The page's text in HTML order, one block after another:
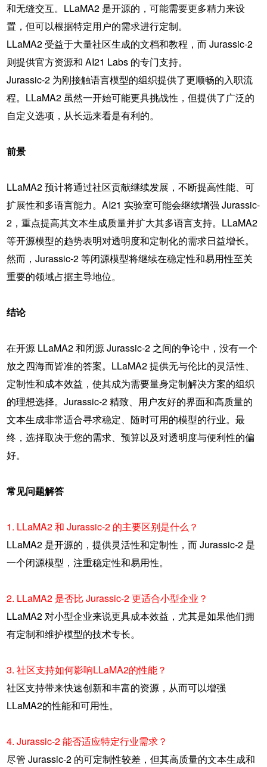
和无缝交互。LLaMA2 是开源的，可能需要更多精力来设
置，但可以根据特定用户的需求进行定制。
LLaMA2 受益于大量社区生成的文档和教程，而 Jurassic-2
则提供官方资源和 AI21 Labs 的专门支持。
Jurassic-2 为刚接触语言模型的组织提供了更顺畅的入职流
程。LLaMA2 虽然一开始可能更具挑战性，但提供了广泛的
自定义选项，从长远来看是有利的。
前景
LLaMA2 预计将通过社区贡献继续发展，不断提高性能、可
扩展性和多语言能力。AI21 实验室可能会继续增强 Jurassic-
2，重点提高其文本生成质量并扩大其多语言支持。LLaMA2
等开源模型的趋势表明对透明度和定制化的需求日益增长。
然而，Jurassic-2 等闭源模型将继续在稳定性和易用性至关
重要的领域占据主导地位。
结论
在开源 LLaMA2 和闭源 Jurassic-2 之间的争论中，没有一个
放之四海而皆准的答案。 LLaMA2提供无与伦比的灵活性、
定制性和成本效益，使其成为需要量身定制解决方案的组织
的理想选择。 Jurassic-2精致、用户友好的界面和高质量的
文本生成非常适合寻求稳定、随时可用的模型的行业。最
终，选择取决于您的需求、预算以及对透明度与便利性的偏
好。
常见问题解答
1. LLaMA2 和 Jurassic-2 的主要区别是什么？
LLaMA2 是开源的，提供灵活性和定制性，而 Jurassic-2 是
一个闭源模型，注重稳定性和易用性。
2. LLaMA2 是否比 Jurassic-2 更适合小型企业？
LLaMA2 对小型企业来说更具成本效益，尤其是如果他们拥
有定制和维护模型的技术专长。
3. 社区支持如何影响LLaMA2的性能？
社区支持带来快速创新和丰富的资源，从而可以增强
LLaMA2的性能和可用性。
4. Jurassic-2 能否适应特定行业需求？
尽管 Jurassic-2 的可定制性较差，但其高质量的文本生成和